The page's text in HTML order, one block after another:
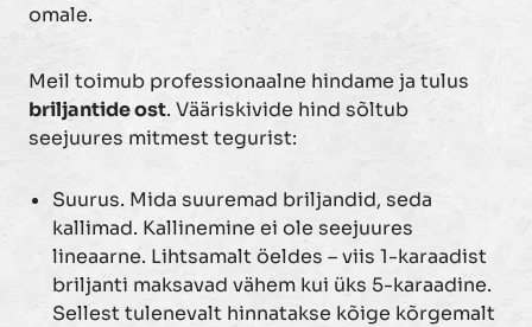
omale.
Meil toimub professionaalne hindame ja tulus
briljantide ost. Vääriskivide hind sõltub
seejuures mitmest tegurist:
Suurus. Mida suuremad briljandid, seda
kallimad. Kallinemine ei ole seejuures
lineaarne. Lihtsamalt öeldes – viis 1-karaadist
briljanti maksavad vähem kui üks 5-karaadine.
Sellest tulenevalt hinnatakse kõige kõrgemalt